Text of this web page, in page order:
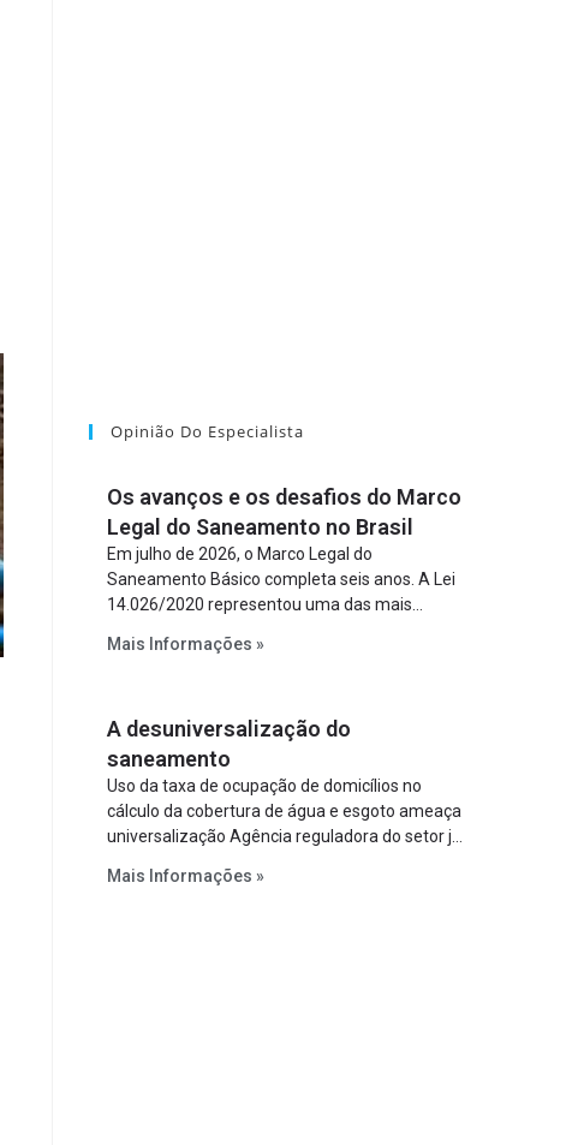
Opinião Do Especialista
Os avanços e os desafios do Marco
Legal do Saneamento no Brasil
Em julho de 2026, o Marco Legal do
Saneamento Básico completa seis anos. A Lei
14.026/2020 representou uma das mais
estabelecer metas claras para a
papel regulador da Agência Nacional de Águas
e Saneamento Básico (ANA) e criar
mecanismos voltados à segurança jurídica dos
contratos.
Mais Informações »
A desuniversalização do
saneamento
Uso da taxa de ocupação de domicílios no
cálculo da cobertura de água e esgoto ameaça
universalização Agência reguladora do setor já
de variável demográfica.
Mais Informações »